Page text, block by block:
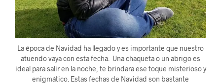
La época de Navidad ha llegado y es importante que nuestro
atuendo vaya con esta fecha. Una chaqueta o un abrigo es
ideal para salir en la noche, te brindara ese toque misterioso y
enigmático. Estas fechas de Navidad son bastante